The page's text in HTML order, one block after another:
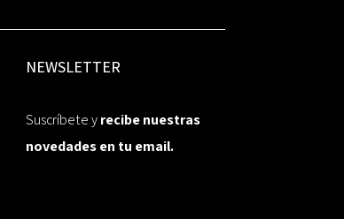
NEWSLETTER
Suscríbete yrecibe nuestras
novedades en tu email.